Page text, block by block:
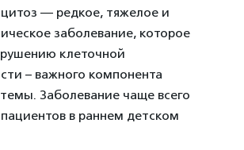
— редкое, тяжелое и
заболевание, которое
клеточной
– важного компонента
Заболевание чаще всего
пациентов в раннем детском